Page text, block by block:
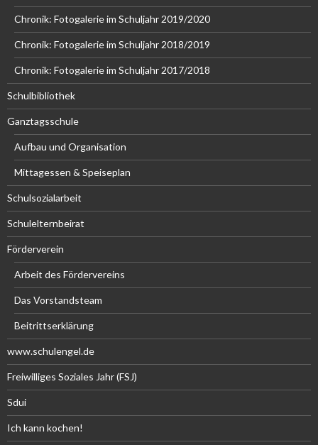
Chronik: Fotogalerie im Schuljahr 2019/2020
Chronik: Fotogalerie im Schuljahr 2018/2019
Chronik: Fotogalerie im Schuljahr 2017/2018
Schulbibliothek
Ganztagsschule
Aufbau und Organisation
Mittagessen & Speiseplan
Schulsozialarbeit
Schulelternbeirat
Förderverein
Arbeit des Fördervereins
Das Vorstandsteam
Beitrittserklärung
www.schulengel.de
Freiwilliges Soziales Jahr (FSJ)
Sdui
Ich kann kochen!